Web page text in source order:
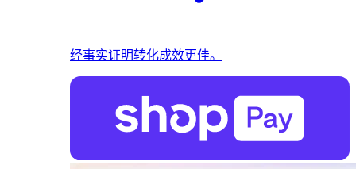
经事实证明转化成效更佳。